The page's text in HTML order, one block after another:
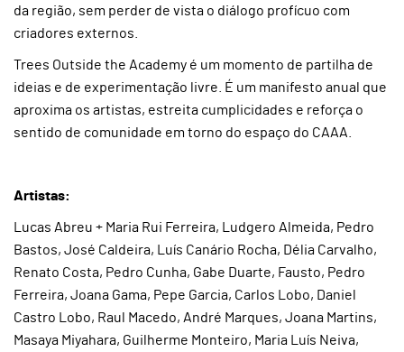
da região, sem perder de vista o diálogo profícuo com
criadores externos.
Trees Outside the Academy é um momento de partilha de
ideias e de experimentação livre. É um manifesto anual que
aproxima os artistas, estreita cumplicidades e reforça o
sentido de comunidade em torno do espaço do CAAA.
Artistas:
Lucas Abreu + Maria Rui Ferreira, Ludgero Almeida, Pedro
Bastos, José Caldeira, Luís Canário Rocha, Délia Carvalho,
Renato Costa, Pedro Cunha, Gabe Duarte, Fausto, Pedro
Ferreira, Joana Gama, Pepe Garcia, Carlos Lobo, Daniel
Castro Lobo, Raul Macedo, André Marques, Joana Martins,
Masaya Miyahara, Guilherme Monteiro, Maria Luís Neiva,